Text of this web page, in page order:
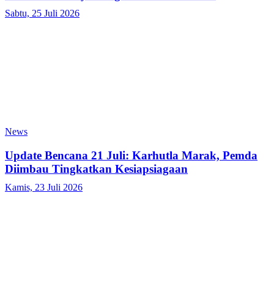
Sabtu, 25 Juli 2026
News
Update Bencana 21 Juli: Karhutla Marak, Pemda
Diimbau Tingkatkan Kesiapsiagaan
Kamis, 23 Juli 2026